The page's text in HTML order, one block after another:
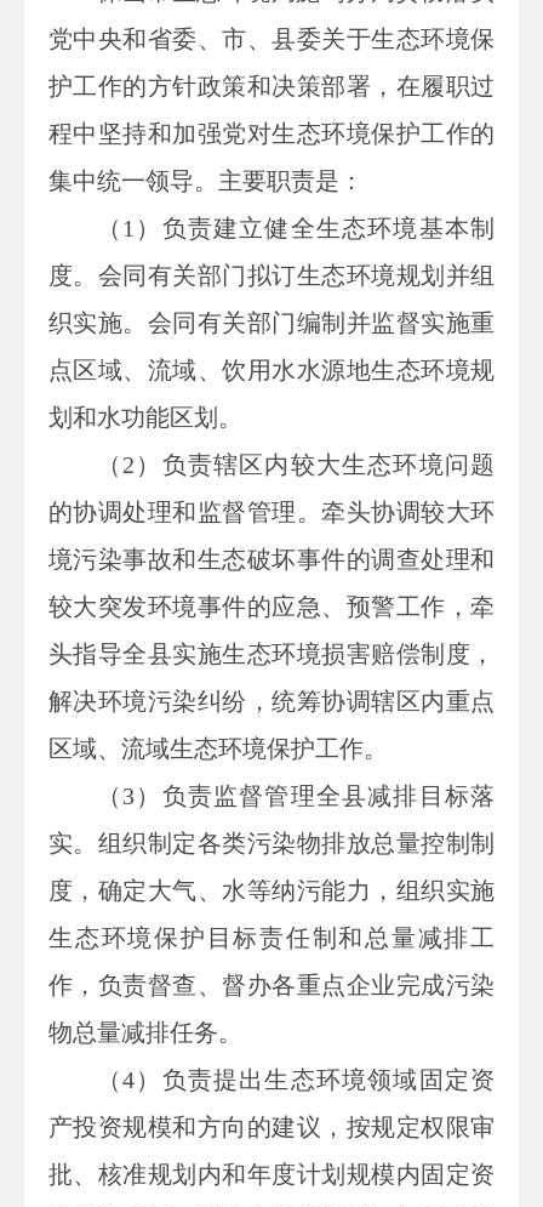
党中央和省委、市、县委关于生态环境保
护工作的方针政策和决策部署， 在履职过
程中坚持和加强党对生态环境保护工作的
集中统一领导。主要职责是：
（1）负责建立健全生态环境基本制
度。会同有关部门拟订生态环境规划并组
织实施。会同有关部门编制并监督实施重
点区域、流域、饮用水水源地生态环境规
划和水功能区划。
（2）负责辖区内较大生态环境问题
的协调处理和监督管理。牵头协调较大环
境污染事故和生态破坏事件的调查处理和
较大突发环境事件的应急、预警工作，牵
头指导全县实施生态环境损害赔偿制度，
解决环境污染纠纷，统筹协调辖区内重点
区域、流域生态环境保护工作。
（3）负责监督管理全县减排目标落
实。组织制定各类污染物排放总量控制制
度，确定大气、水等纳污能力，组织实施
生态环境保护目标责任制和总量减排工
作，负责督查、督办各重点企业完成污染
物总量减排任务。
（4）负责提出生态环境领域固定资
产投资规模和方向的建议，按规定权限审
批、核准规划内和年度计划规模内固定资